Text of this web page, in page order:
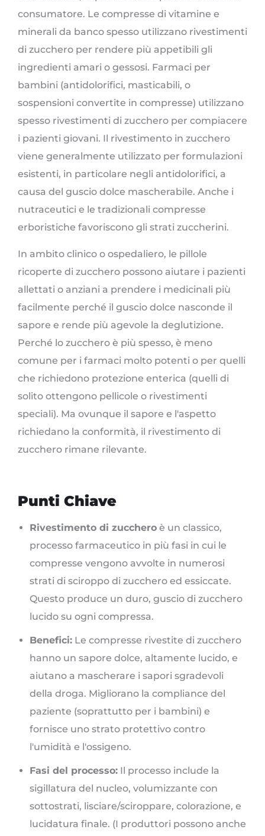
consumatore. Le compresse di vitamine e
minerali da banco spesso utilizzano rivestimenti
di zucchero per rendere più appetibili gli
ingredienti amari o gessosi. Farmaci per
bambini (antidolorifici, masticabili, o
sospensioni convertite in compresse) utilizzano
spesso rivestimenti di zucchero per compiacere
i pazienti giovani. Il rivestimento in zucchero
viene generalmente utilizzato per formulazioni
esistenti, in particolare negli antidolorifici, a
causa del guscio dolce mascherabile. Anche i
nutraceutici e le tradizionali compresse
erboristiche favoriscono gli strati zuccherini.
In ambito clinico o ospedaliero, le pillole
ricoperte di zucchero possono aiutare i pazienti
allettati o anziani a prendere i medicinali più
facilmente perché il guscio dolce nasconde il
sapore e rende più agevole la deglutizione.
Perché lo zucchero è più spesso, è meno
comune per i farmaci molto potenti o per quelli
che richiedono protezione enterica (quelli di
solito ottengono pellicole o rivestimenti
speciali). Ma ovunque il sapore e l'aspetto
richiedano la conformità, il rivestimento di
zucchero rimane rilevante.
Punti Chiave
Rivestimento di zucchero è un classico,
processo farmaceutico in più fasi in cui le
compresse vengono avvolte in numerosi
strati di sciroppo di zucchero ed essiccate.
Questo produce un duro, guscio di zucchero
lucido su ogni compressa.
Benefici: Le compresse rivestite di zucchero
hanno un sapore dolce, altamente lucido, e
aiutano a mascherare i sapori sgradevoli
della droga. Migliorano la compliance del
paziente (soprattutto per i bambini) e
fornisce uno strato protettivo contro
l'umidità e l'ossigeno.
Fasi del processo: Il processo include la
sigillatura del nucleo, volumizzante con
sottostrati, lisciare/sciroppare, colorazione, e
lucidatura finale. (I produttori possono anche